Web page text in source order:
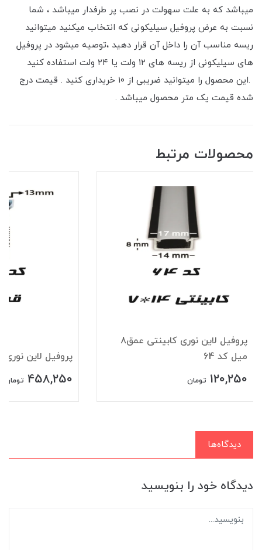
میباشد که به علت سهولت در نصب پر طرفدار میباشد ، شما
نسبت به عرض پروفیل سیلیکونی که انتخاب میکنید میتوانید
ریسه مناسب آن را داخل آن قرار دهید ،توصیه میشود در پروفیل
های سیلیکونی از ریسه های ۱۲ ولت یا ۲۴ ولت استفاده کنید
.این محصول را میتوانید ضریبی از ۱۰ خریداری کنید . قیمت درج
شده قیمت یک متر محصول میباشد .
محصولات مرتبط
پروفیل لاین نوری کابینتی عمق8
میل کد 64
120,250 تومان
پروفیل لاین نوری
458,250 تومان
دیدگاه‌ها
دیدگاه خود را بنویسید